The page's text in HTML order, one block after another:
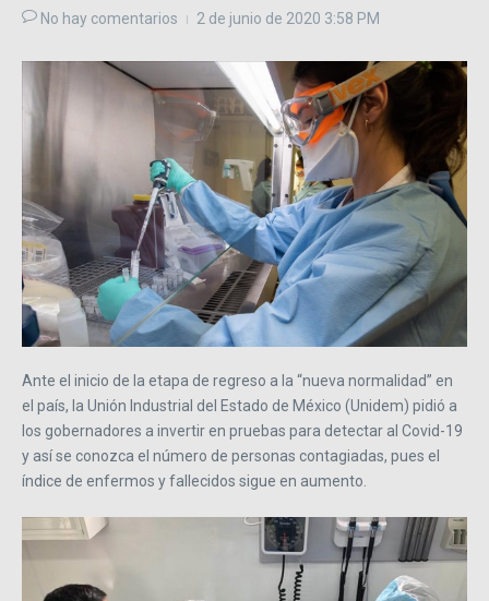
No hay comentarios 2 de junio de 2020 3:58 PM
Ante el inicio de la etapa de regreso a la “nueva normalidad” en
el país, la Unión Industrial del Estado de México (Unidem) pidió a
los gobernadores a invertir en pruebas para detectar al Covid-19
y así se conozca el número de personas contagiadas, pues el
índice de enfermos y fallecidos sigue en aumento.